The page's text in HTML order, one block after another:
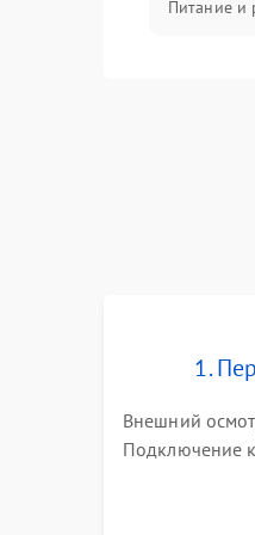
Питание и
1.
Внешний
Подключение
звуковых